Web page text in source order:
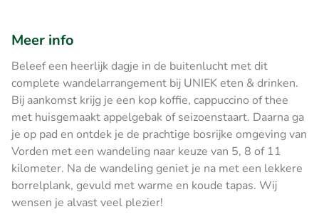
Meer info
Beleef een heerlijk dagje in de buitenlucht met dit
complete wandelarrangement bij UNIEK eten & drinken.
Bij aankomst krijg je een kop koffie, cappuccino of thee
met huisgemaakt appelgebak of seizoenstaart. Daarna ga
je op pad en ontdek je de prachtige bosrijke omgeving van
Vorden met een wandeling naar keuze van 5, 8 of 11
kilometer. Na de wandeling geniet je na met een lekkere
borrelplank, gevuld met warme en koude tapas. Wij
wensen je alvast veel plezier!